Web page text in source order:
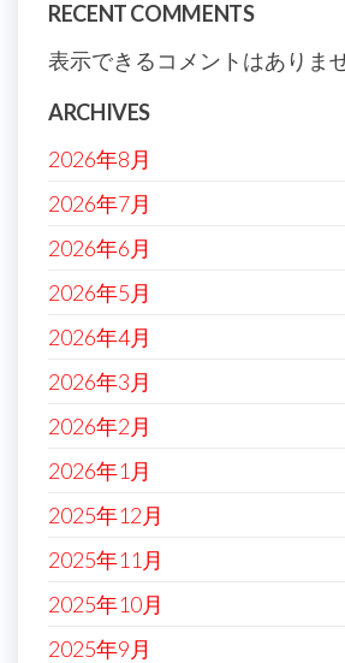
RECENT COMMENTS
表示できるコメントはありませ
ARCHIVES
2026年8月
2026年7月
2026年6月
2026年5月
2026年4月
2026年3月
2026年2月
2026年1月
2025年12月
2025年11月
2025年10月
2025年9月